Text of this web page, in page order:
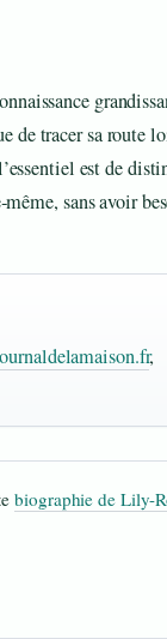
de tracer sa route
est de
sans avoir
,
biographie de Lily-